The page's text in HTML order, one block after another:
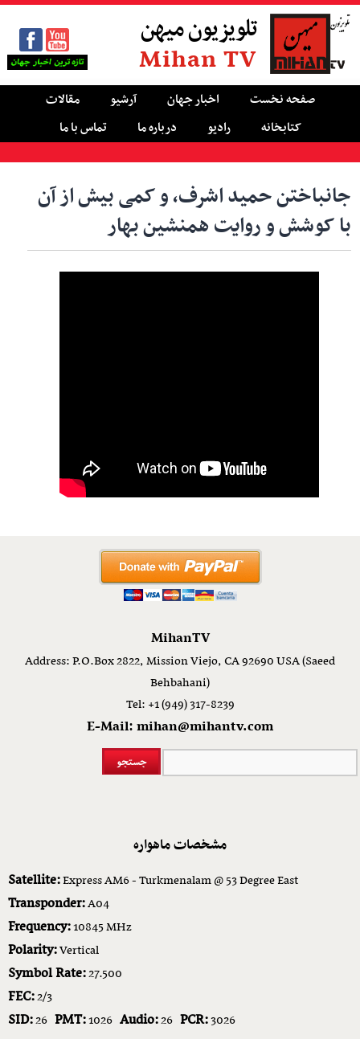
تلویزیون میهن
Mihan TV
صفحه نخست اخبار جهان آرشیو
مقالات
کتابخانه
رادیو درباره ما تماس با ما
جانباختن حمید اشرف، و کمی بیش از آن
با کوشش و روایت همنشین بهار
MihanTV
Address: P.O.Box 2822, Mission Viejo, CA 92690 USA (Saeed
Behbahani)
Tel: +1 (949) 317-8239
E-Mail: mihan@mihantv.com
مشخصات ماهواره
Satellite:Express AM6 - Turkmenalam @ 53 Degree East
Transponder:A04
Frequency:10845 MHz
Polarity:Vertical
Symbol Rate:27.500
FEC:2/3
SID:26 PMT:1026 Audio:26 PCR:3026